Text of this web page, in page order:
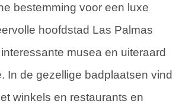
bestemming voor een luxe
hoofdstad Las Palmas
musea en uiteraard
In de gezellige badplaatsen vind
winkels en restaurants en